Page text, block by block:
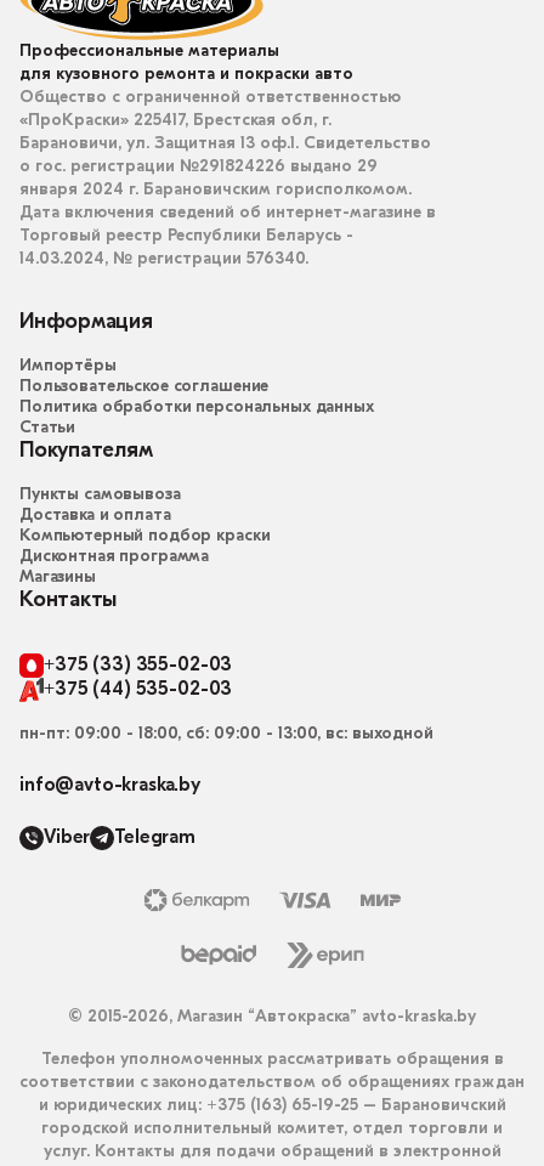
Профессиональные материалы
для кузовного ремонта и покраски авто
Общество с ограниченной ответственностью
«ПроКраски» 225417, Брестская обл, г.
Барановичи, ул. Защитная 13 оф.1. Свидетельство
о гос. регистрации №291824226 выдано 29
января 2024 г. Барановичским горисполкомом.
Дата включения сведений об интернет-магазине в
Торговый реестр Республики Беларусь -
14.03.2024, № регистрации 576340.
Информация
Импортёры
Пользовательское соглашение
Политика обработки персональных данных
Статьи
Покупателям
Пункты самовывоза
Доставка и оплата
Компьютерный подбор краски
Дисконтная программа
Магазины
Контакты
+375 (33) 355-02-03
+375 (44) 535-02-03
пн-пт: 09:00 - 18:00, сб: 09:00 - 13:00, вс: выходной
info@avto-kraska.by
Viber Telegram
© 2015-2026, Магазин “Автокраска” avto-kraska.by
Телефон уполномоченных рассматривать обращения в
соответствии с законодательством об обращениях граждан
и юридических лиц: +375 (163) 65-19-25 – Барановичский
городской исполнительный комитет, отдел торговли и
услуг. Контакты для подачи обращений в электронной